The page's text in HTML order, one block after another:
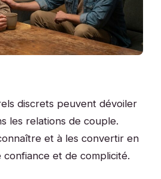
discrets peuvent dévoiler
les relations de couple.
et à les convertir en
et de complicité.